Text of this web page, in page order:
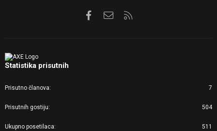
FacebookKontaktirajte nas
Statistika prisutnih
Prisutno članova 7
Prisutnih gostiju 504
Ukupno posetilaca 511